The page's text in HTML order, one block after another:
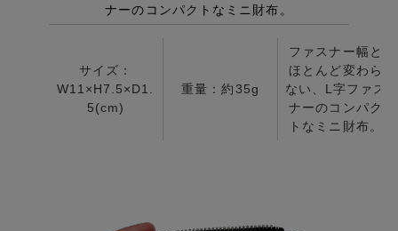
サイズ：
W11×H7.5×D1.
5(cm)
重量：約35g
ファスナー幅と
ほとんど変わら
ない、L字ファス
ナーのコンパク
トなミニ財布。